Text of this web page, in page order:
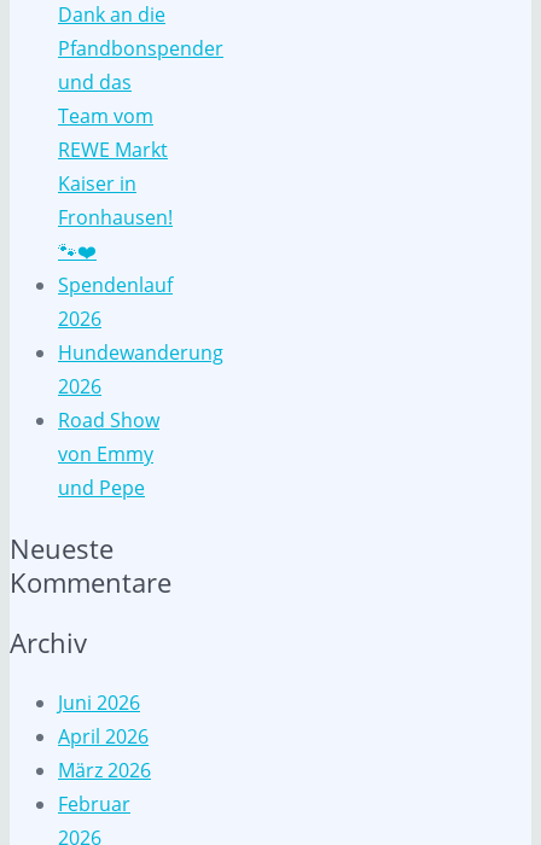
Dank an die
Pfandbonspender
und das
Team vom
REWE Markt
Kaiser in
Fronhausen!
🐾❤️
Spendenlauf
2026
Hundewanderung
2026
Road Show
von Emmy
und Pepe
Neueste
Kommentare
Archiv
Juni 2026
April 2026
März 2026
Februar
2026